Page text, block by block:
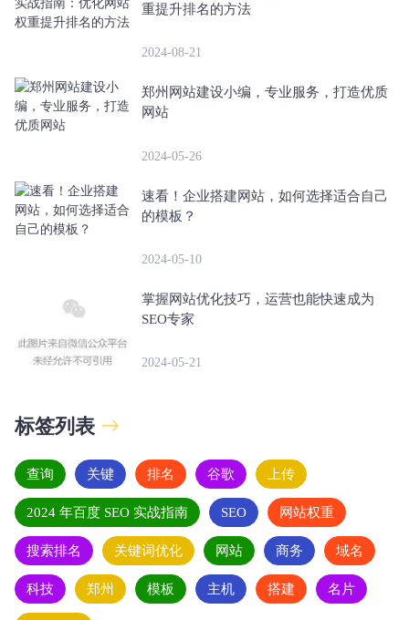
重提升排名的方法
2024-08-21
郑州网站建设小编，专业服务，打造优质
网站
2024-05-26
速看！企业搭建网站，如何选择适合自己
的模板？
2024-05-10
掌握网站优化技巧，运营也能快速成为
SEO专家
2024-05-21
标签列表
查询 关键 排名 谷歌 上传
2024 年百度 SEO 实战指南 SEO 网站权重
搜索排名 关键词优化 网站 商务 域名
科技 郑州 模板 主机 搭建 名片